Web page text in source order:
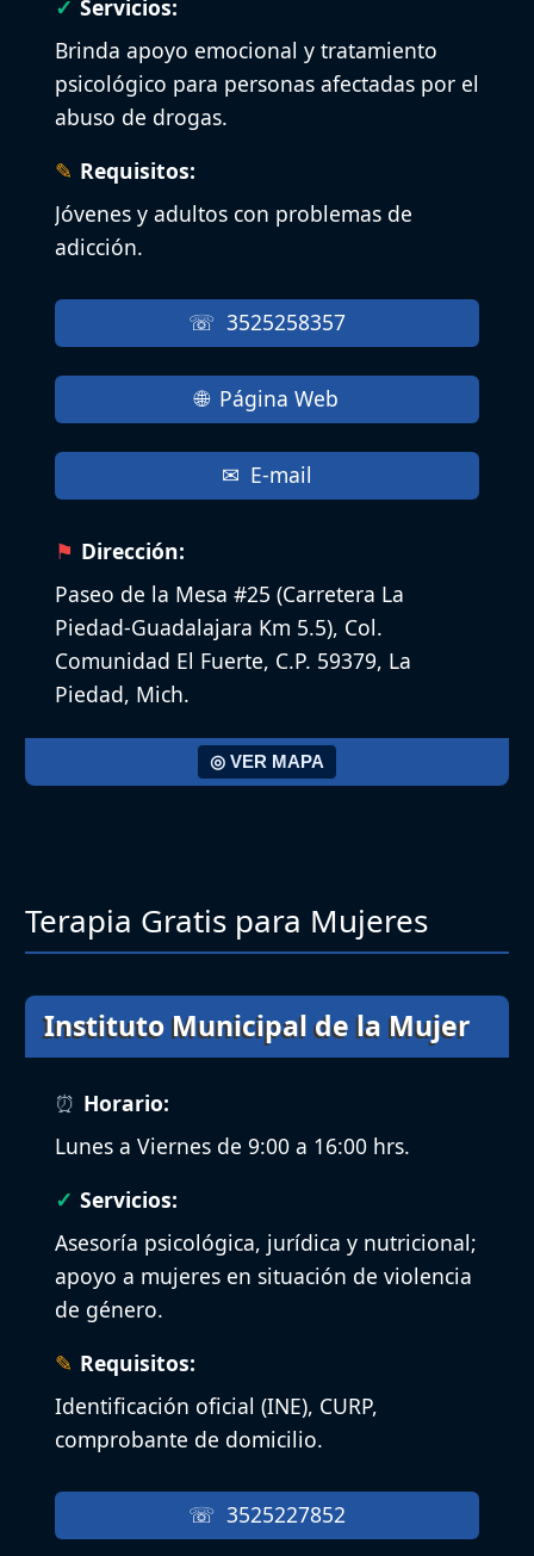
Servicios:
Brinda apoyo emocional y tratamiento
psicológico para personas afectadas por el
abuso de drogas.
Requisitos:
Jóvenes y adultos con problemas de
adicción.
3525258357
Página Web
E-mail
Dirección:
Paseo de la Mesa #25 (Carretera La
Piedad-Guadalajara Km 5.5), Col.
Comunidad El Fuerte, C.P. 59379, La
Piedad, Mich.
◎ VER MAPA
Terapia Gratis para Mujeres
Instituto Municipal de la Mujer
Horario:
Lunes a Viernes de 9:00 a 16:00 hrs.
Servicios:
Asesoría psicológica, jurídica y nutricional;
apoyo a mujeres en situación de violencia
de género.
Requisitos:
Identificación oficial (INE), CURP,
comprobante de domicilio.
3525227852